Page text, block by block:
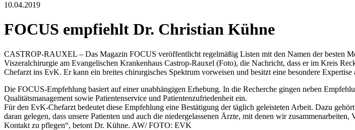
10.04.2019
FOCUS empfiehlt Dr. Christian Kühne
CASTROP-RAUXEL – Das Magazin FOCUS veröffentlicht regelmäßig Listen mit den Namen der besten
Viszeralchirurgie am Evangelischen Krankenhaus Castrop-Rauxel (Foto), die Nachricht, dass er im Kreis
Chefarzt ins EvK. Er kann ein breites chirurgisches Spektrum vorweisen und besitzt eine besondere
Die FOCUS-Empfehlung basiert auf einer unabhängigen Erhebung. In die Recherche gingen neben
Qualitätsmanagement sowie Patientenservice und Patientenzufriedenheit ein.
Für den EvK-Chefarzt bedeutet diese Empfehlung eine Bestätigung der täglich geleisteten Arbeit. Dazu
daran gelegen, dass unsere Patienten und auch die niedergelassenen Ärzte, mit denen wir
Kontakt zu pflegen“, betont Dr. Kühne. AW/ FOTO: EVK